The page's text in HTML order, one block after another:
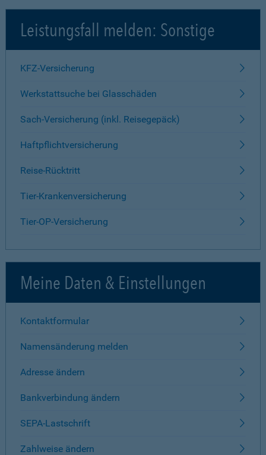
Leistungsfall melden: Sonstige
KFZ-Versicherung
Werkstattsuche bei Glasschäden
Sach-Versicherung (inkl. Reisegepäck)
Haftpflichtversicherung
Reise-Rücktritt
Tier-Krankenversicherung
Tier-OP-Versicherung
Meine Daten & Einstellungen
Kontaktformular
Namensänderung melden
Adresse ändern
Bankverbindung ändern
SEPA-Lastschrift
Zahlweise ändern